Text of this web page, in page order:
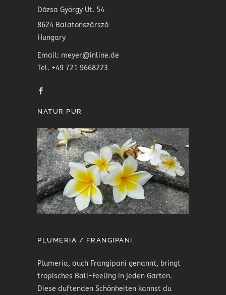
Dózsa György Ut. 54
8624 Balatonszárszó
Hungary
Email: meyer@inline.de
Tel. +49 721 9668223
NATUR PUR
PLUMERIA / FRANGIPANI
Plumeria, auch Frangipani genannt, bringt
tropisches Bali-Feeling in jeden Garten.
Diese duftenden Schönheiten kannst du